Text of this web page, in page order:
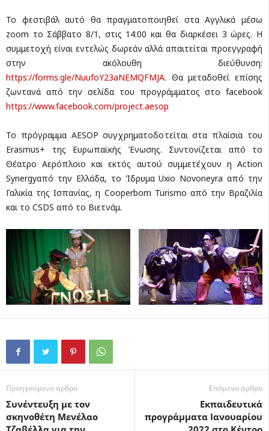
Το φεστιβάλ αυτό θα πραγματοποιηθεί στα Αγγλικά μέσω
zoom το Σάββατο 8/1, στις 14:00 και θα διαρκέσει 3 ώρες. Η
συμμετοχή είναι εντελώς δωρεάν αλλά απαιτείται προεγγραφή
στην ακόλουθη διεύθυνση:
https://forms.gle/NuufoY23aNEMQFMJA. Θα μεταδοθεί επίσης
ζωντανά από την σελίδα του προγράμματος στο facebook
https://www.facebook.com/project.aesop
To πρόγραμμα AESOP συγχρηματοδοτείται στα πλαίσια του
Erasmus+ της Ευρωπαϊκής Ένωσης. Συντονίζεται από το
Θέατρο Αερόπλοιο και εκτός αυτού συμμετέχουν η Action
Synergyαπό την Ελλάδα, το Ίδρυμα Uxio Novoneyra από την
Γαλικία της Ισπανίας, η Cooperbom Turismo από την Βραζιλία
και το CSDS από το Βιετνάμ.
Προηγούμενο άρθρο
Συνέντευξη με τον
σκηνοθέτη Μενέλαο
Επόμενο άρθρο
Εκπαιδευτικά
προγράμματα Ιανουαρίου